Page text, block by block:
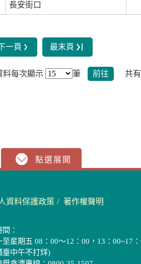
長安街口
一頁 最末頁
料每次顯示 筆 前往 共有
資料保護政策 著作權聲明
：
至星期五 08：00～12：00，13：00~17
臺中午不打烊)